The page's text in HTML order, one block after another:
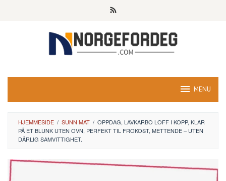
MENU
HJEMMESIDE / SUNN MAT / OPPDAG, LAVKARBO LOFF I KOPP, KLAR
PÅ ET BLUNK UTEN OVN, PERFEKT TIL FROKOST, METTENDE – UTEN
DÅRLIG SAMVITTIGHET.